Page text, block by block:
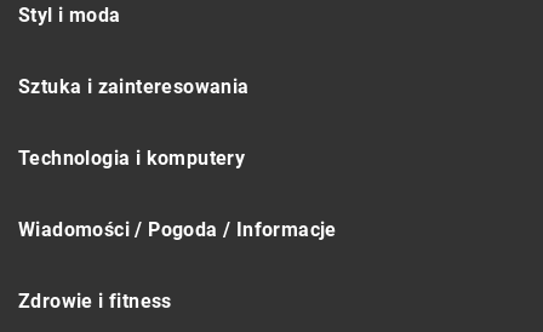
Styl i moda
Sztuka i zainteresowania
Technologia i komputery
Wiadomości / Pogoda / Informacje
Zdrowie i fitness